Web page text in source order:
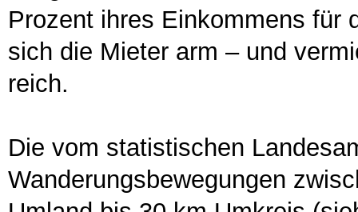
Prozent ihres Einkommens für
sich die Mieter arm – und
reich.
Die vom statistischen
Wanderungsbewegungen